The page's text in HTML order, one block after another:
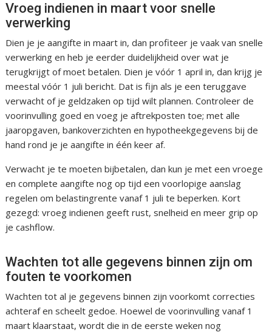
Vroeg indienen in maart voor snelle
verwerking
Dien je je aangifte in maart in, dan profiteer je vaak van snelle
verwerking en heb je eerder duidelijkheid over wat je
terugkrijgt of moet betalen. Dien je vóór 1 april in, dan krijg je
meestal vóór 1 juli bericht. Dat is fijn als je een teruggave
verwacht of je geldzaken op tijd wilt plannen. Controleer de
voorinvulling goed en voeg je aftrekposten toe; met alle
jaaropgaven, bankoverzichten en hypotheekgegevens bij de
hand rond je je aangifte in één keer af.
Verwacht je te moeten bijbetalen, dan kun je met een vroege
en complete aangifte nog op tijd een voorlopige aanslag
regelen om belastingrente vanaf 1 juli te beperken. Kort
gezegd: vroeg indienen geeft rust, snelheid en meer grip op
je cashflow.
Wachten tot alle gegevens binnen zijn om
fouten te voorkomen
Wachten tot al je gegevens binnen zijn voorkomt correcties
achteraf en scheelt gedoe. Hoewel de voorinvulling vanaf 1
maart klaarstaat, wordt die in de eerste weken nog